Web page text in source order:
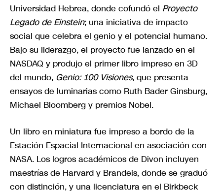
Universidad Hebrea, donde cofundó el Proyecto
Legado de Einstein; una iniciativa de impacto
social que celebra el genio y el potencial humano.
Bajo su liderazgo, el proyecto fue lanzado en el
NASDAQ y produjo el primer libro impreso en 3D
del mundo, Genio: 100 Visiones, que presenta
ensayos de luminarias como Ruth Bader Ginsburg,
Michael Bloomberg y premios Nobel.
Un libro en miniatura fue impreso a bordo de la
Estación Espacial Internacional en asociación con
NASA. Los logros académicos de Divon incluyen
maestrías de Harvard y Brandeis, donde se graduó
con distinción, y una licenciatura en el Birkbeck